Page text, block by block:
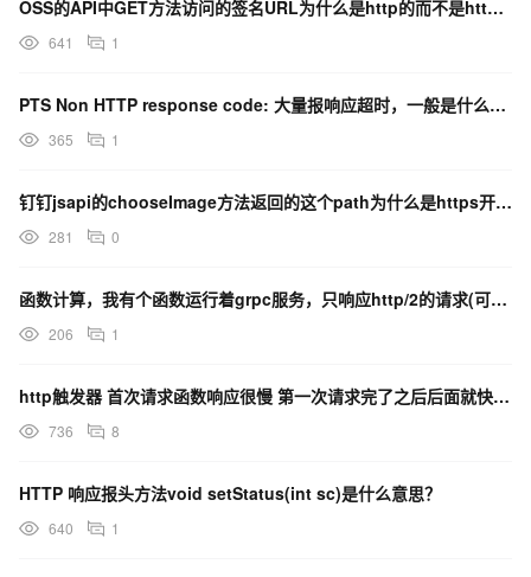
OSS的API中GET方法访问的签名URL为什么是http的而不是https的
641 1
PTS Non HTTP response code: 大量报响应超时，一般是什么原因？
365 1
钉钉jsapi的chooseImage方法返回的这个path为什么是https开头的？
281 0
函数计算，我有个函数运行着grpc服务，只响应http/2的请求(可以成功)，但是完全不响应http
206 1
http触发器 首次请求函数响应很慢 第一次请求完了之后后面就快了 这个是冷启动么？
736 8
HTTP 响应报头方法void setStatus(int sc)是什么意思？
640 1